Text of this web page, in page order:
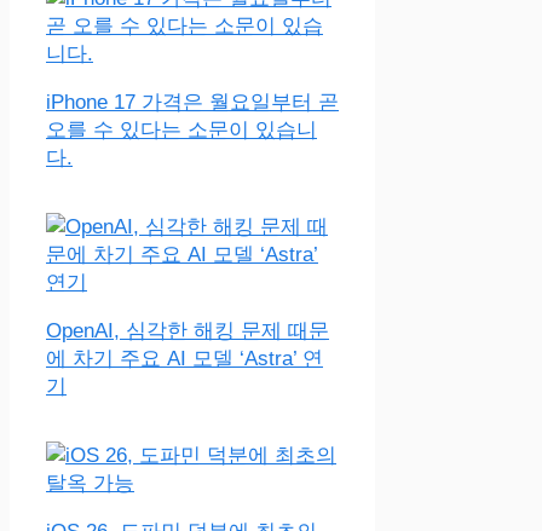
iPhone 17 가격은 월요일부터 곧
오를 수 있다는 소문이 있습니
다.
OpenAI, 심각한 해킹 문제 때문
에 차기 주요 AI 모델 ‘Astra’ 연
기